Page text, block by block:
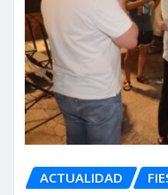
ACTUALIDAD